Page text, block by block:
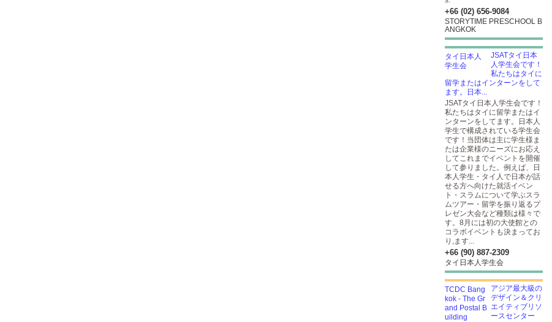
+66 (02) 656-9084
STORYTIME PRESCHOOL B
ANGKOK
JSATタイ日本
人学生会です！
私たちはタイに
留学またはインターンをして
ます。日本...
JSATタイ日本人学生会です！
私たちはタイに留学またはイ
ンターンをしてます。日本人
学生で構成されている学生会
です！当団体は主に学生様ま
たは企業様のニーズにお応え
してこれまでイベントを開催
して参りました。例えば、日
本人学生・タイ人で日本が話
せる方へ向けた就活イベン
ト・スラムについて学ぶスラ
ムツアー・留学を振り返るプ
レゼン大会など種類は様々で
す。8月には初の大使館との
コラボイベントも決まってお
り,ます...
+66 (90) 887-2309
タイ日本人学生会
アジア最大級の
デザイン＆クリ
エイティブリソ
ースセンター